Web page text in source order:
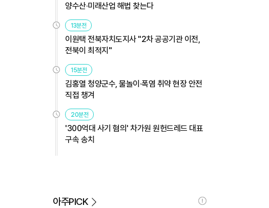
양수산·미래산업 해법 찾는다
13분전
이원택 전북자치도지사 "2차 공공기관 이전,
전북이 최적지"
15분전
김홍열 청양군수, 물놀이·폭염 취약 현장 안전
직접 챙겨
20분전
'300억대 사기 혐의' 차가원 원헌드레드 대표
구속 송치
아주PICK